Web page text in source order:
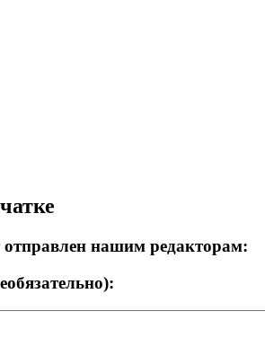
отправлен нашим редакторам: